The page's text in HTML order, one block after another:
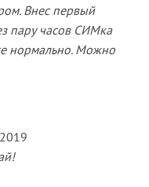
Внес первый
пару часов СИМка
нормально. Можно